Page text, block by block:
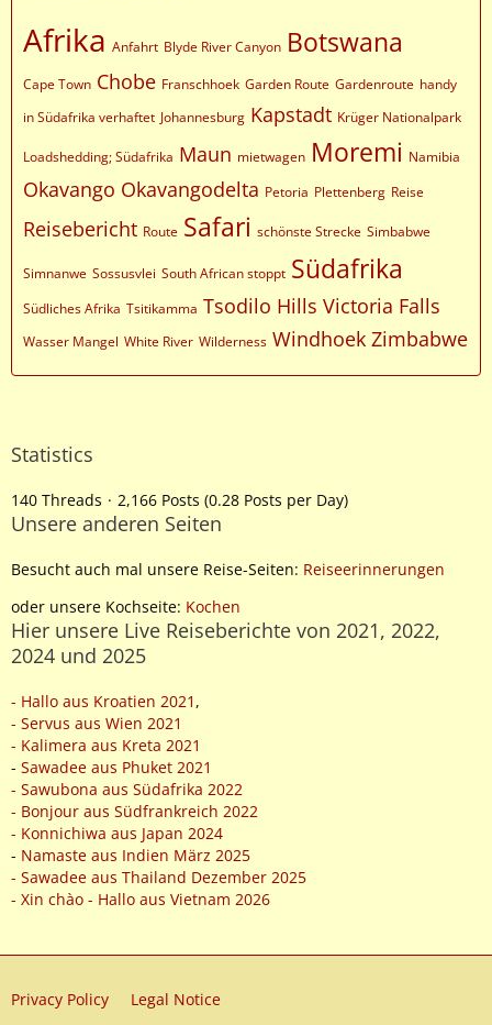
Afrika Anfahrt Blyde River Canyon Botswana
Cape Town Chobe Franschhoek Garden Route Gardenroute handy
in Südafrika verhaftet Johannesburg Kapstadt Krüger Nationalpark
Loadshedding; Südafrika Maun mietwagen Moremi Namibia
Okavango Okavangodelta Petoria Plettenberg Reise
Reisebericht Route Safari schönste Strecke Simbabwe
Simnanwe Sossusvlei South African stoppt Südafrika
Südliches Afrika Tsitikamma Tsodilo Hills Victoria Falls
Wasser Mangel White River Wilderness Windhoek Zimbabwe
Statistics
140 Threads 2,166 Posts (0.28 Posts per Day)
Unsere anderen Seiten
Besucht auch mal unsere Reise-Seiten: Reiseerinnerungen
oder unsere Kochseite: Kochen
Hier unsere Live Reiseberichte von 2021, 2022,
2024 und 2025
- Hallo aus Kroatien 2021 ,
- Servus aus Wien 2021
- Kalimera aus Kreta 2021
- Sawadee aus Phuket 2021
- Sawubona aus Südafrika 2022
- Bonjour aus Südfrankreich 2022
- Konnichiwa aus Japan 2024
- Namaste aus Indien März 2025
- Sawadee aus Thailand Dezember 2025
- Xin chào - Hallo aus Vietnam 2026
Privacy Policy Legal Notice